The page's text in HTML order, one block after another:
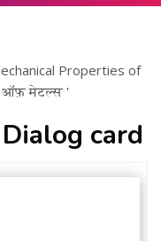
Properties of
ऑफ़ मेटल्स '
card